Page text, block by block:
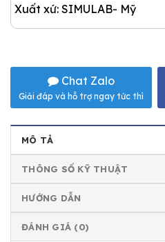
Xuất xứ: SIMULAB- Mỹ
Chat Zalo
Giải đáp và hỗ trợ ngay tức thì
MÔ TẢ
THÔNG SỐ KỸ THUẬT
HƯỚNG DẪN
ĐÁNH GIÁ (0)